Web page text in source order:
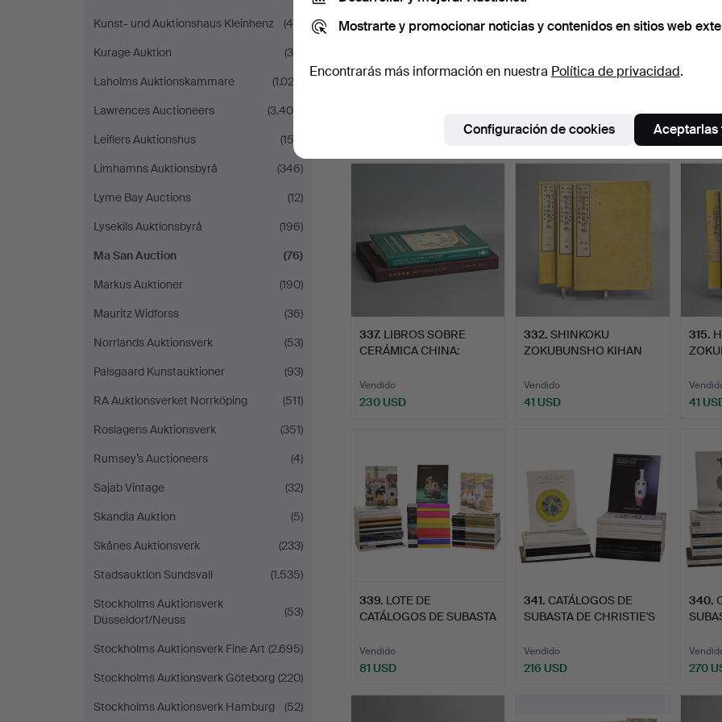
Kunst- und Auktionshaus Kleinhenz
(46)
Kurage Auktion
(35)
Laholms Auktionskammare
(1.022)
Lawrences Auctioneers
(3.409)
Leiflers Auktionshus
(153)
Limhamns Auktionsbyrå
(346)
Lyme Bay Auctions
(12)
Lysekils Auktionsbyrå
(196)
Ma San Auction
(76)
Markus Auktioner
(190)
Mauritz Widforss
(36)
Norrlands Auktionsverk
(53)
Palsgaard Kunstauktioner
(93)
RA Auktionsverket Norrköping
(511)
Roslagens Auktionsverk
(351)
Rumsey’s Auctioneers
(4)
Sajab Vintage
(32)
Skandia Auktion
(5)
Skånes Auktionsverk
(233)
Stadsauktion Sundsvall
(1.535)
Stockholms Auktionsverk
Düsseldorf/Neuss
(53)
Stockholms Auktionsverk Fine Art (2.695)
Stockholms Auktionsverk Göteborg (220)
Stockholms Auktionsverk Hamburg
(52)
328. THE CHUNZHENG
329. SANTAI SENJIMON
95 USD 34
337. LIBROS SOBRE
CERÁMICA CHINA:
Vendido
230 USD
332. SHINKOKU
ZOKUBUNSHO KIHAN
Vendido
41 USD
315.
41
339. LOTE DE
CATÁLOGOS DE SUBASTA
Vendido
81 USD
341. CATÁLOGOS DE
SUBASTA DE CHRISTIE'S
Vendido
216 USD
340.
270
Mostrarte y promocionar noticias y contenidos en sitios web
Encontrarás más información en nuestra Política de privacidad.
Configuración de cookies Aceptarlas